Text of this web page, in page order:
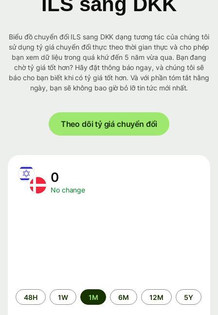
Biểu đồ chuyển đổi ILS sang DKK dạng tương tác của chúng tôi
sử dụng tỷ giá chuyển đổi thực theo thời gian thực và cho phép
bạn xem dữ liệu trong quá khứ đến 5 năm vừa qua. Bạn đang
chờ tỷ giá tốt hơn? Hãy đặt thông báo ngay, và chúng tôi sẽ
báo cho bạn biết khi có tỷ giá tốt hơn. Và với phần tóm tắt hằng
ngày, bạn sẽ không bao giờ bỏ lỡ tin tức mới nhất.
Theo dõi tỷ giá chuyển đổi
0
No change
Time
period
48H 1W 1M 6M 12M 5Y